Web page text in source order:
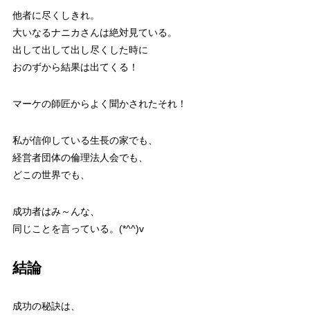
他者に尽くしきれ。
大いなるナニカさんは絶対見ている。
出して出して出し尽くした時に
おのずから結果は出てくる！
マーケの師匠からよく聞かされたそれ！
私が信仰している生長の家でも、
経営者団体の倫理法人会でも、
どこの世界でも、
成功者はみ～んな、
同じことを言っている。(*^^)v
結論
成功の秘訣は、